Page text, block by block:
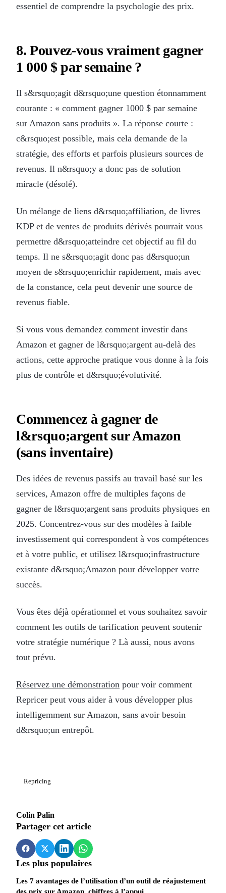
essentiel de comprendre la psychologie des prix.
8. Pouvez-vous vraiment gagner
1 000 $ par semaine ?
Il s&rsquo;agit d&rsquo;une question étonnamment
courante : « comment gagner 1000 $ par semaine
sur Amazon sans produits ». La réponse courte :
c&rsquo;est possible, mais cela demande de la
stratégie, des efforts et parfois plusieurs sources de
revenus. Il n&rsquo;y a donc pas de solution
miracle (désolé).
Un mélange de liens d&rsquo;affiliation, de livres
KDP et de ventes de produits dérivés pourrait vous
permettre d&rsquo;atteindre cet objectif au fil du
temps. Il ne s&rsquo;agit donc pas d&rsquo;un
moyen de s&rsquo;enrichir rapidement, mais avec
de la constance, cela peut devenir une source de
revenus fiable.
Si vous vous demandez comment investir dans
Amazon et gagner de l&rsquo;argent au-delà des
actions, cette approche pratique vous donne à la fois
plus de contrôle et d&rsquo;évolutivité.
Commencez à gagner de
l&rsquo;argent sur Amazon
(sans inventaire)
Des idées de revenus passifs au travail basé sur les
services, Amazon offre de multiples façons de
gagner de l&rsquo;argent sans produits physiques en
2025. Concentrez-vous sur des modèles à faible
investissement qui correspondent à vos compétences
et à votre public, et utilisez l&rsquo;infrastructure
existante d&rsquo;Amazon pour développer votre
succès.
Vous êtes déjà opérationnel et vous souhaitez savoir
comment les outils de tarification peuvent soutenir
votre stratégie numérique ? Là aussi, nous avons
tout prévu.
Réservez une démonstration pour voir comment
Repricer peut vous aider à vous développer plus
intelligemment sur Amazon, sans avoir besoin
d&rsquo;un entrepôt.
Repricing
Colin Palin
Partager cet article
Les plus populaires
Les 7 avantages de l’utilisation d’un outil de réajustement
des prix sur Amazon, chiffres à l’appui